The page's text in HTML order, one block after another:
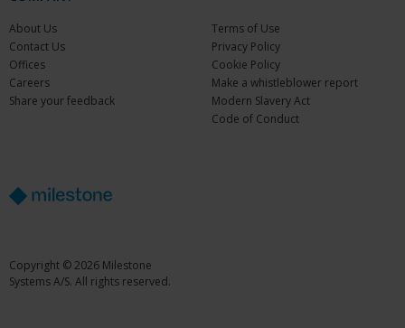
About Us
Contact Us
Offices
Careers
Share your feedback
Terms of Use
Privacy Policy
Cookie Policy
Make a whistleblower report
Modern Slavery Act
Code of Conduct
Copyright © 2026 Milestone
Systems A/S. All rights reserved.